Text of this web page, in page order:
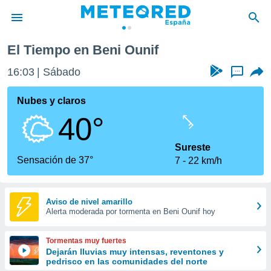
de
por
que se
calidad.
a este
las
y
forma
digital
basada
El Tiempo en Beni Ounif
16:03 Sábado ...
Nubes y claros
40°
Sensación de 37°
Sureste
7
22 km/h
Aviso de nivel amarillo
Alerta moderada por tormenta en Beni Ounif hoy
Tormentas muy fuertes
Dejarán lluvias muy intensas, reventones y
pedrisco en las comunidades del norte